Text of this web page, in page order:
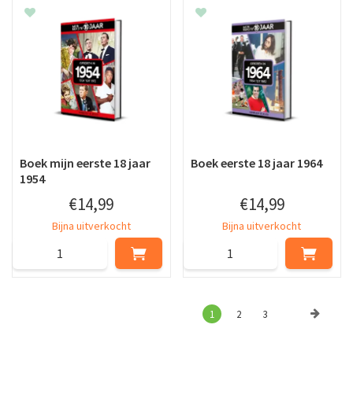
Boek mijn eerste 18 jaar
1954
€14,99
Bijna uitverkocht
Boek eerste 18 jaar 1964
€14,99
Bijna uitverkocht
1 2 3